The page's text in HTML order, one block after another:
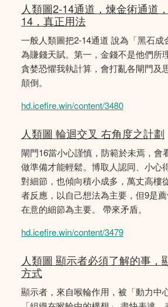
人類圖2-14通道，煉金術通道
14，真正用法
一般人類圖把2-14通道 說為「黑石成
為賺錢天賦。第一，金錢不是他們所
貪婪恐懼我執計算，會打亂各閘門及
顛倒。
hd.icefire.win/content/3480
人類圖 輪迴交叉 右角度之計劃
閘門16當小心謹慎，防範於未焉，會
做準備才能輕鬆。博取人認同、小心
對細節，也傾向積小成多，萬丈高樓
者反應，以自己想法為主要，但9是
在意的細節為主要。 帶來矛盾。
hd.icefire.win/content/3479
人類圖 顯示者必須了解的事，
方式
顯示者，來自喉輪作用，被「動力中